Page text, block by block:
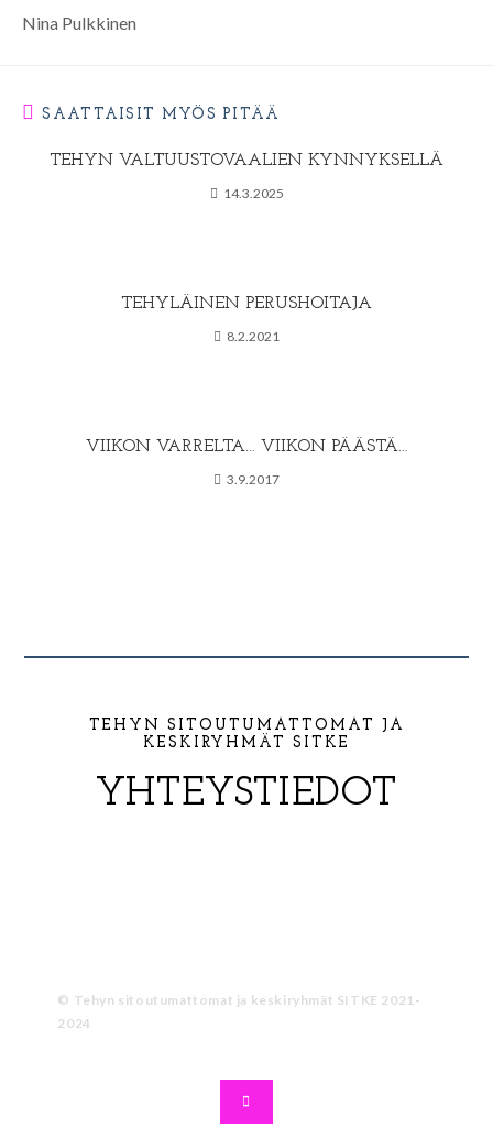
Nina Pulkkinen
SAATTAISIT MYÖS PITÄÄ
TEHYN VALTUUSTOVAALIEN KYNNYKSELLÄ
14.3.2025
TEHYLÄINEN PERUSHOITAJA
8.2.2021
VIIKON VARRELTA… VIIKON PÄÄSTÄ…
3.9.2017
TEHYN SITOUTUMATTOMAT JA
KESKIRYHMÄT SITKE
YHTEYSTIEDOT
© Tehyn sitoutumattomat ja keskiryhmät SITKE 2021-
2024